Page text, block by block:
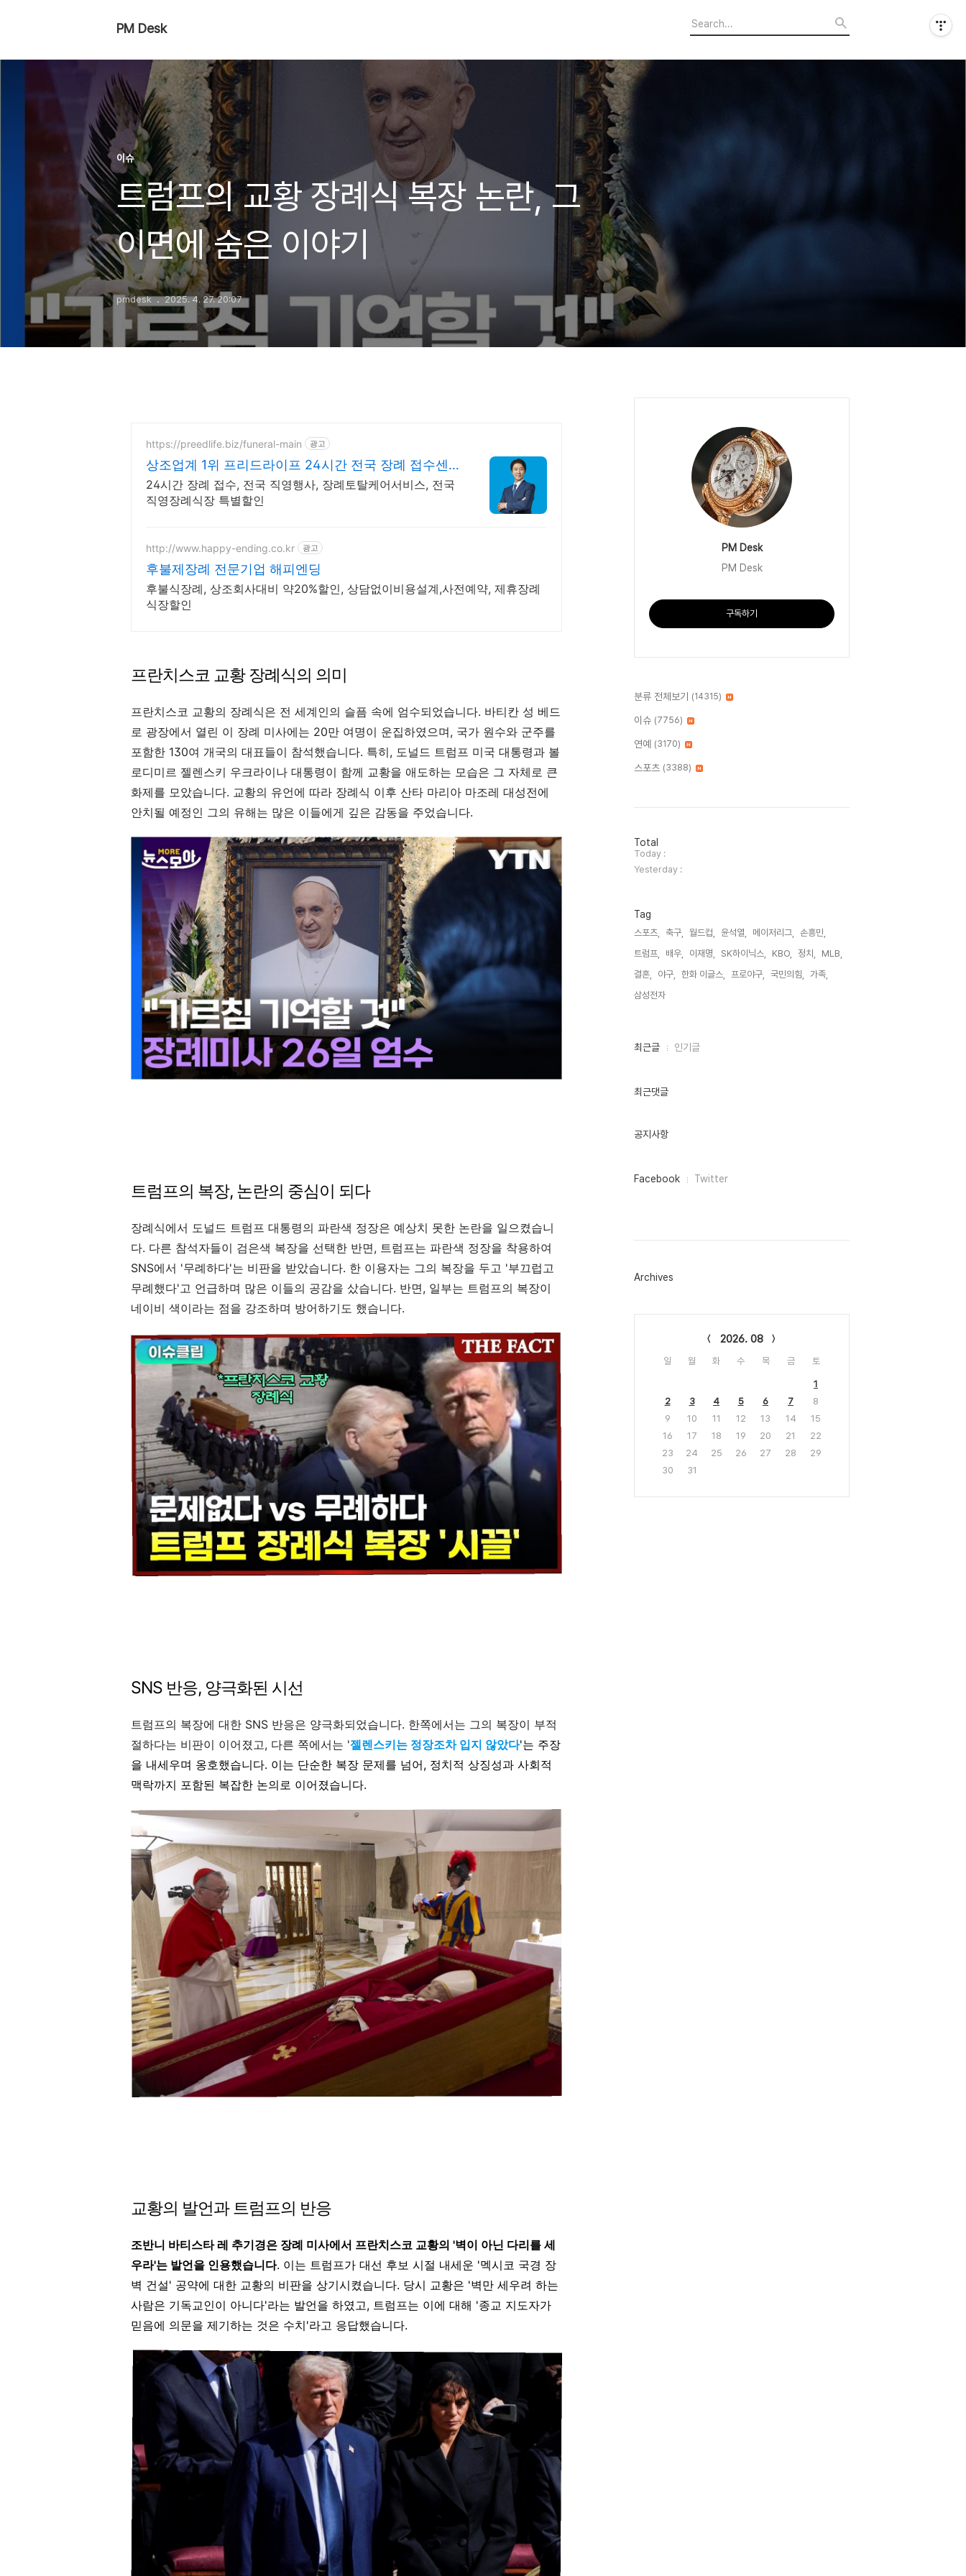
PM Desk
이슈
트럼프의 교황 장례식 복장 논란, 그
이면에 숨은 이야기
pmdesk 2025. 4. 27. 20:07
https://preedlife.biz/funeral-main 광고
상조업계 1위 프리드라이프 24시간 전국 장례 접수센
터
24시간 장례 접수, 전국 직영행사, 장례토탈케어서비스, 전국
직영장례식장 특별할인
http://www.happy-ending.co.kr 광고
후불제장례 전문기업 해피엔딩
후불식장례, 상조회사대비 약20%할인, 상담없이비용설계,사전예약, 제휴장례
식장할인
프란치스코 교황 장례식의 의미
프란치스코 교황의 장례식은 전 세계인의 슬픔 속에 엄수되었습니다. 바티칸 성 베드
로 광장에서 열린 이 장례 미사에는 20만 여명이 운집하였으며, 국가 원수와 군주를
포함한 130여 개국의 대표들이 참석했습니다. 특히, 도널드 트럼프 미국 대통령과 볼
로디미르 젤렌스키 우크라이나 대통령이 함께 교황을 애도하는 모습은 그 자체로 큰
화제를 모았습니다. 교황의 유언에 따라 장례식 이후 산타 마리아 마조레 대성전에
안치될 예정인 그의 유해는 많은 이들에게 깊은 감동을 주었습니다.
트럼프의 복장, 논란의 중심이 되다
장례식에서 도널드 트럼프 대통령의 파란색 정장은 예상치 못한 논란을 일으켰습니
다. 다른 참석자들이 검은색 복장을 선택한 반면, 트럼프는 파란색 정장을 착용하여
SNS에서 '무례하다'는 비판을 받았습니다. 한 이용자는 그의 복장을 두고 '부끄럽고
무례했다'고 언급하며 많은 이들의 공감을 샀습니다. 반면, 일부는 트럼프의 복장이
네이비 색이라는 점을 강조하며 방어하기도 했습니다.
SNS 반응, 양극화된 시선
트럼프의 복장에 대한 SNS 반응은 양극화되었습니다. 한쪽에서는 그의 복장이 부적
절하다는 비판이 이어졌고, 다른 쪽에서는 '젤렌스키는 정장조차 입지 않았다'는 주장
을 내세우며 옹호했습니다. 이는 단순한 복장 문제를 넘어, 정치적 상징성과 사회적
맥락까지 포함된 복잡한 논의로 이어졌습니다.
교황의 발언과 트럼프의 반응
조반니 바티스타 레 추기경은 장례 미사에서 프란치스코 교황의 '벽이 아닌 다리를 세
우라'는 발언을 인용했습니다. 이는 트럼프가 대선 후보 시절 내세운 '멕시코 국경 장
벽 건설' 공약에 대한 교황의 비판을 상기시켰습니다. 당시 교황은 '벽만 세우려 하는
사람은 기독교인이 아니다'라는 발언을 하였고, 트럼프는 이에 대해 '종교 지도자가
믿음에 의문을 제기하는 것은 수치'라고 응답했습니다.
PM Desk
PM Desk
구독하기
분류 전체보기 (14315)
이슈 (7756)
연예 (3170)
스포츠 (3388)
방
문
자
수
Total
Today :
Yesterday :
Tag
스포츠, 축구, 월드컵, 윤석열, 메이저리그,
손흥민,
트럼프,
배우, 이재명, SK하이닉스, KBO, 정치,
MLB,
결혼,
야구, 한화 이글스, 프로야구, 국민의힘,
가족,
삼성전자,
최
인
최근글 인기글
최근댓글
공지사항
페
그
Facebook Twitter
Archives
2026. 08
일 월 화 수 목 금 토
1
2
3 4 5 6 7
8
9
10 11 12 13 14
15
16
17 18 19 20 21
22
23
24 25 26 27 28
29
30
31